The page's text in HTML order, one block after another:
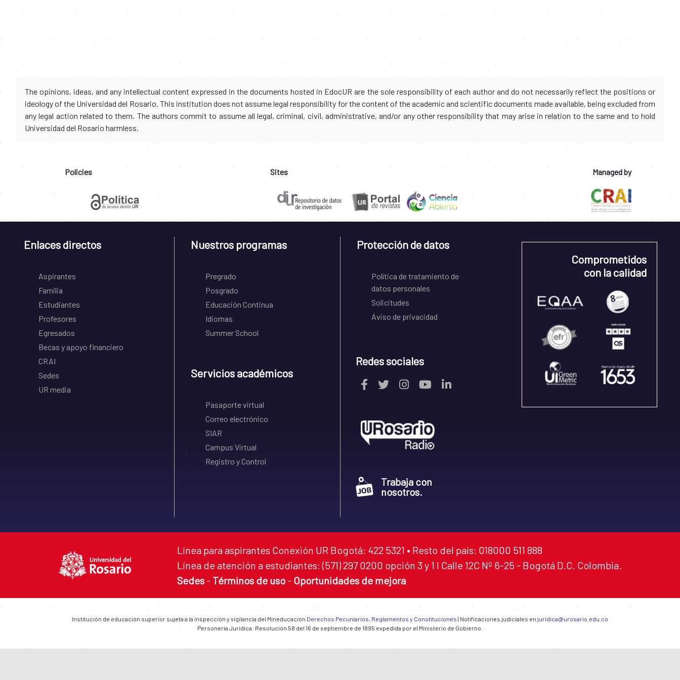
The opinions, ideas, and any intellectual content expressed in the documents hosted in EdocUR are the sole responsibility of each author and do not necessarily reflect the positions or
ideology of the Universidad del Rosario. This institution does not assume legal responsibility for the content of the academic and scientific documents made available, being excluded from
any legal action related to them. The authors commit to assume all legal, criminal, civil, administrative, and/or any other responsibility that may arise in relation to the same and to hold
Universidad del Rosario harmless.
Policies Sites Managed by
Enlaces directos
Aspirantes
Familia
Estudiantes
Profesores
Egresados
Becas y apoyo financiero
CRAI
Sedes
UR media
Nuestros programas
Pregrado
Posgrado
Educación Continua
Idiomas
Summer School
Servicios académicos
Pasaporte virtual
Correo electrónico
SIAR
Campus Virtual
Registro y Control
Protección de datos
Política de tratamiento de
datos personales
Solicitudes
Aviso de privacidad
Redes sociales
Trabaja con
nosotros.
Comprometidos
con la calidad
Línea para aspirantes Conexión UR Bogotá: 422 5321 • Resto del país: 018000 511 888
Línea de atención a estudiantes: (571) 297 0200 opción 3 y 1 I Calle 12C Nº 6-25 - Bogotá D.C. Colombia.
Sedes - Términos de uso - Oportunidades de mejora
Institución de educación superior sujeta a la inspección y vigilancia del Mineducación Derechos Pecuniarios, Reglamentos y Constituciones | Notificaciones judiciales en juridica@urosario.edu.co
Personería Jurídica: Resolución 58 del 16 de septiembre de 1895 expedida por el Ministerio de Gobierno.